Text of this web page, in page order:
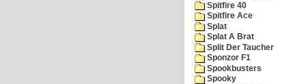
Spitfire 40
Spitfire Ace
Splat
Splat A Brat
Split Der Taucher
Sponzor F1
Spookbusters
Spooky